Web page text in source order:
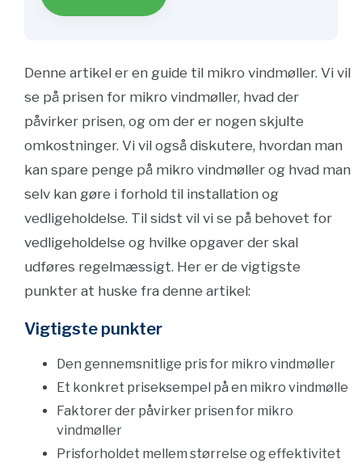
Denne artikel er en guide til mikro vindmøller. Vi vil
se på prisen for mikro vindmøller, hvad der
påvirker prisen, og om der er nogen skjulte
omkostninger. Vi vil også diskutere, hvordan man
kan spare penge på mikro vindmøller og hvad man
selv kan gøre i forhold til installation og
vedligeholdelse. Til sidst vil vi se på behovet for
vedligeholdelse og hvilke opgaver der skal
udføres regelmæssigt. Her er de vigtigste
punkter at huske fra denne artikel:
Vigtigste punkter
Den gennemsnitlige pris for mikro vindmøller
Et konkret priseksempel på en mikro vindmølle
Faktorer der påvirker prisen for mikro
vindmøller
Prisforholdet mellem størrelse og effektivitet